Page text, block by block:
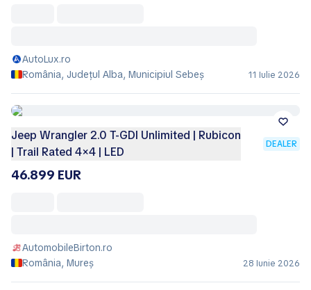
AutoLux.ro
România, Județul Alba, Municipiul Sebeş
11 Iulie 2026
Jeep Wrangler 2.0 T-GDI Unlimited | Rubicon
| Trail Rated 4×4 | LED
DEALER
46.899 EUR
AutomobileBirton.ro
România, Mureș
28 Iunie 2026